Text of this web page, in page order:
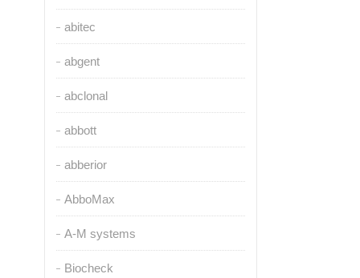
abitec
abgent
abclonal
abbott
abberior
AbboMax
A-M systems
Biocheck